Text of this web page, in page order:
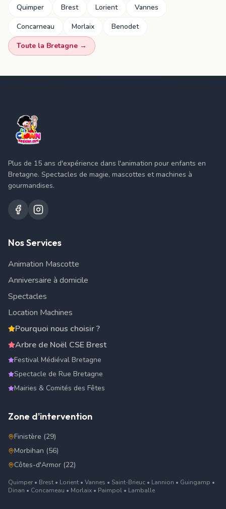
Quimper Brest Lorient
Vannes
Concarneau
Morlaix
Benodet
Toute la Bretagne →
Plus de 15 ans d'expérience dans l'animation pour enfants en
Bretagne. Spectacles de magie, mascottes et machines à
gourmandises.
Nos Services
Animation Mascotte
Anniversaire à domicile
Spectacles
Location Machines
Pourquoi nous choisir ?
Arbre de Noël CSE Brest
Festival Médiéval Bretagne
Spectacle de Rue Bretagne
Mairies & Comités des Fêtes
Zone d'intervention
Finistère (29)
Morbihan (56)
Côtes-d'Armor (22)
Quimper • Brest • Lorient • Vannes • Saint-Brieuc • Lannion • Guingamp •
Dinan • Concarneau • Morlaix • Paimpol • Lamballe